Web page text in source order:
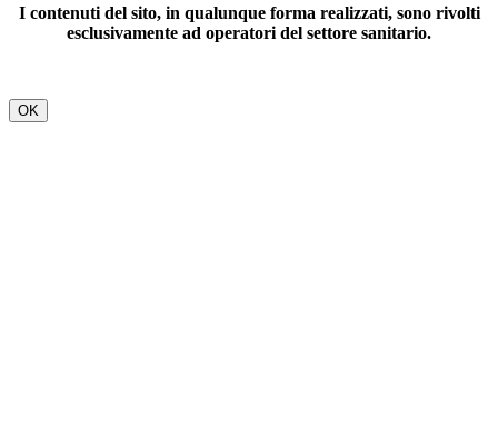
I contenuti del sito, in qualunque forma realizzati, sono rivolti
esclusivamente ad operatori del settore sanitario.
OK